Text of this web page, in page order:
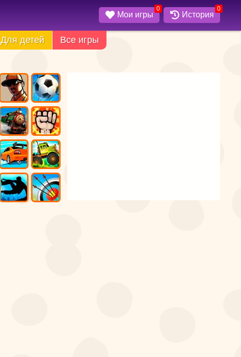
Мои игры
0
История
0
Для детей Все игры